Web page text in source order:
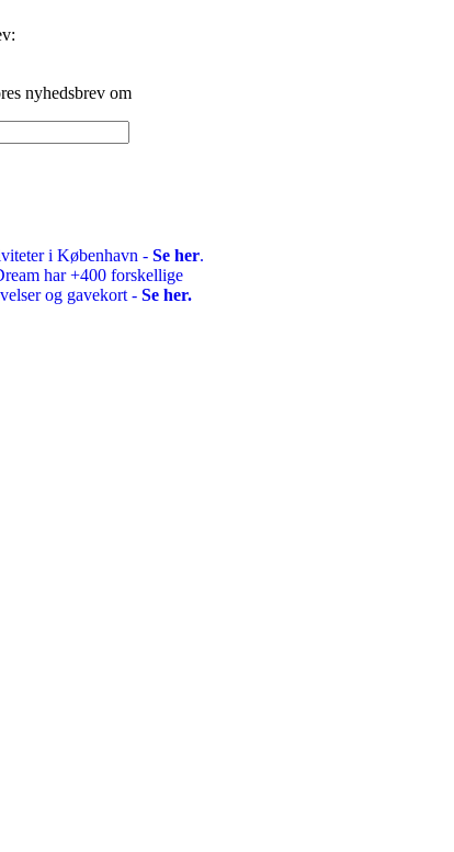
nyhedsbrev om
i København - Se her.
har +400 forskellige
og gavekort - Se her.